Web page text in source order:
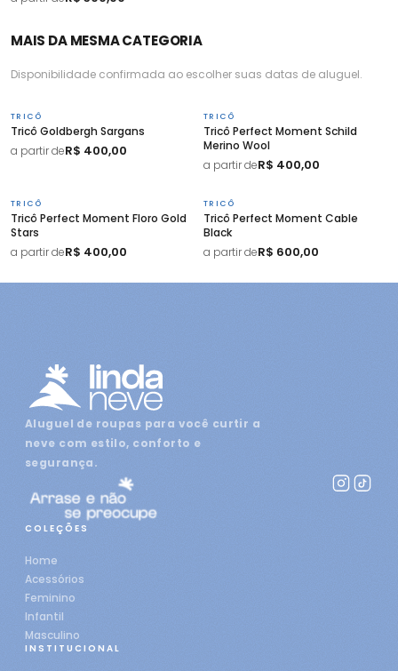
MAIS DA MESMA CATEGORIA
Disponibilidade confirmada ao escolher suas datas de aluguel.
TRICÔ
Tricô Goldbergh Sargans
a partir deR$ 400,00
TRICÔ
Tricô Perfect Moment Schild
Merino Wool
a partir deR$ 400,00
TRICÔ
Tricô Perfect Moment Floro Gold
Stars
a partir deR$ 400,00
TRICÔ
Tricô Perfect Moment Cable
Black
a partir deR$ 600,00
Aluguel de roupas para você curtir a
neve com estilo, conforto e
segurança.
COLEÇÕES
Home
Acessórios
Feminino
Infantil
Masculino
INSTITUCIONAL